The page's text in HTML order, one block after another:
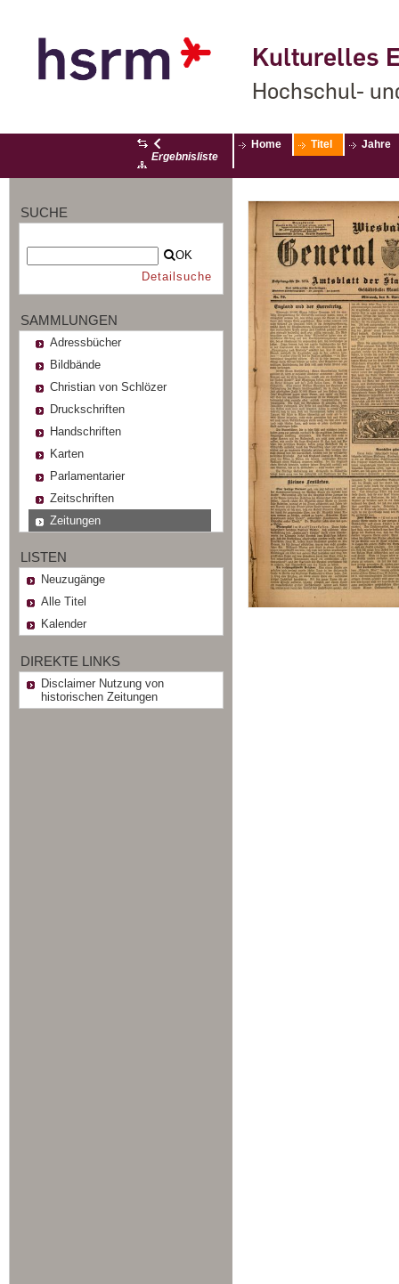
Kulturelles
Hochschul-
Ergebnisliste
Home Titel Jahre
SUCHE
OK
Detailsuche
SAMMLUNGEN
Adressbücher
Bildbände
Christian von Schlözer
Druckschriften
Handschriften
Karten
Parlamentarier
Zeitschriften
Zeitungen
LISTEN
Neuzugänge
Alle Titel
Kalender
DIREKTE LINKS
Disclaimer Nutzung von
historischen Zeitungen